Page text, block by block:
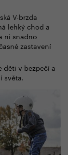
V-brzda
lehký chod a
ni snadno
zastavení
děti v bezpečí a
světa.